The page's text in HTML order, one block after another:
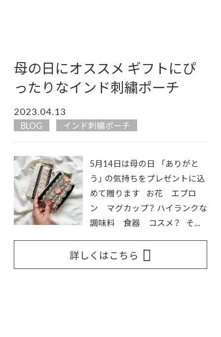
母の日にオススメ ギフトにぴ
ったりなインド刺繍ポーチ
2023.04.13
BLOG インド刺繍ポーチ
5月14日は母の日 「ありがと
う」 の気持ちをプレゼントに込
めて贈ります お花 エプロ
ン マグカップ？ ハイランクな
調味料 食器 コスメ？ そ...
詳しくはこちら